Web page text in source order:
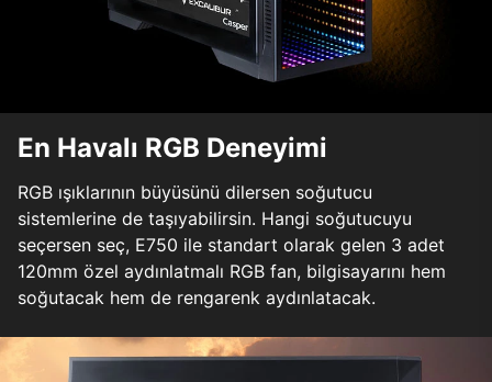
En Havalı RGB Deneyimi
RGB ışıklarının büyüsünü dilersen soğutucu
sistemlerine de taşıyabilirsin. Hangi soğutucuyu
seçersen seç, E750 ile standart olarak gelen 3 adet
120mm özel aydınlatmalı RGB fan, bilgisayarını hem
soğutacak hem de rengarenk aydınlatacak.